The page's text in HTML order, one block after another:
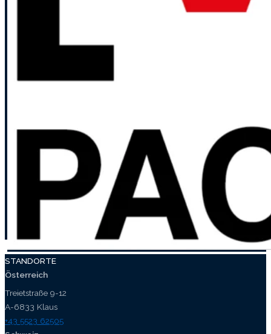
STANDORTE
Österreich
Treietstraße 9-12
A-6833 Klaus
+43 5523 62505